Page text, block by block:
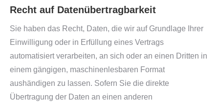
Recht auf Datenübertragbarkeit
Sie haben das Recht, Daten, die wir auf Grundlage Ihrer
Einwilligung oder in Erfüllung eines Vertrags
automatisiert verarbeiten, an sich oder an einen Dritten in
einem gängigen, maschinenlesbaren Format
aushändigen zu lassen. Sofern Sie die direkte
Übertragung der Daten an einen anderen